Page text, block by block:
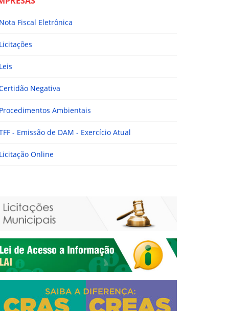
Fiscal Eletrônica
Negativa
Ambientais
- Emissão de DAM - Exercício Atual
Online